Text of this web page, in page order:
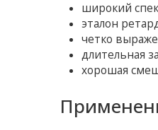
широкий
эталон
четко
длительная
хорошая